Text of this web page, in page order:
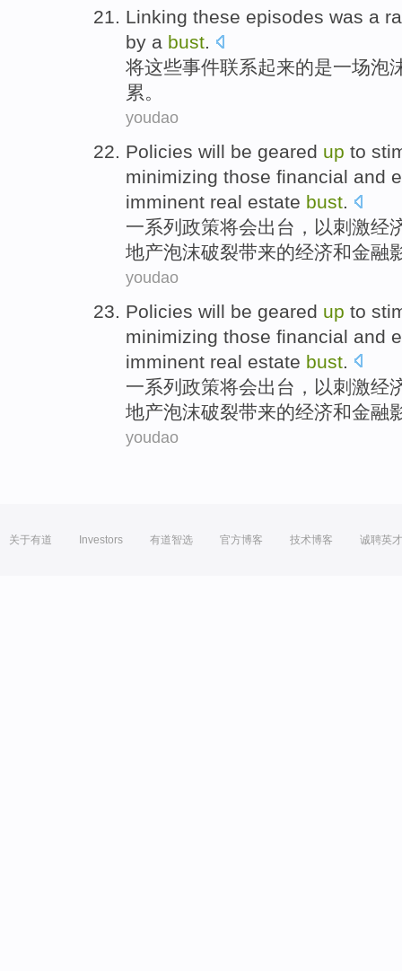
Linking these episodes was a
by a bust.
将这些事件联系起来的是一场泡
累。
youdao
Policies will be geared up to
minimizing those financial and
imminent real estate bust.
一系列政策将会出台 ， 以刺激经
地产泡沫破裂带来的经济和金融
youdao
Policies will be geared up to
minimizing those financial and
imminent real estate bust
一系列政策将会出台 ， 以刺激经
地产泡沫破裂带来的经济和金融
youdao
关于有道 Investors 有道智选 官方博客 技术博客 诚聘英才